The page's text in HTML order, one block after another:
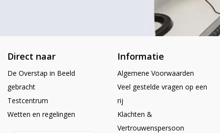
Direct naar
De Overstap in Beeld
gebracht
Testcentrum
Wetten en regelingen
Informatie
Algemene Voorwaarden
Veel gestelde vragen op een
rij
Klachten &
Vertrouwenspersoon